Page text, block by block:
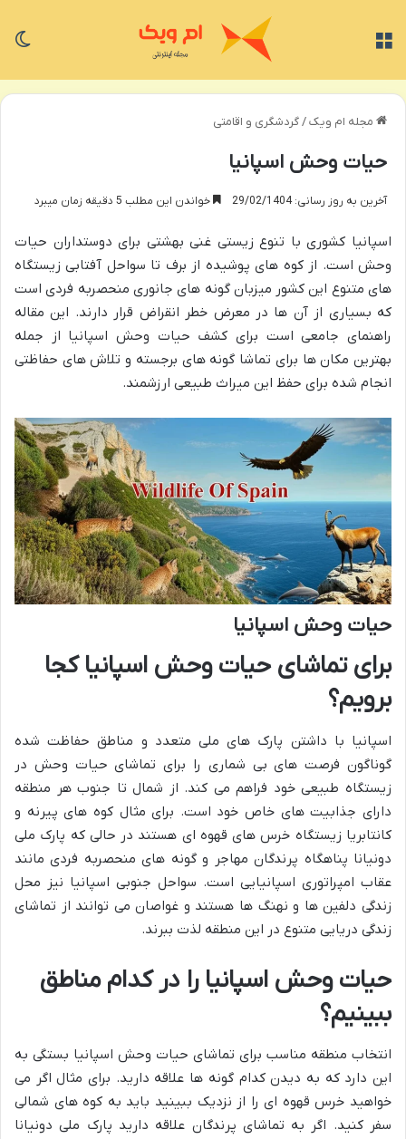
مجله ام ویک/گردشگری و اقامتی
حیات وحش اسپانیا
آخرین به روز رسانی: 29/02/1404 خواندن این مطلب 5 دقیقه زمان میبرد
اسپانیا کشوری با تنوع زیستی غنی بهشتی برای دوستداران حیات
وحش است. از کوه های پوشیده از برف تا سواحل آفتابی زیستگاه
های متنوع این کشور میزبان گونه های جانوری منحصربه فردی است
که بسیاری از آن ها در معرض خطر انقراض قرار دارند. این مقاله
راهنمای جامعی است برای کشف حیات وحش اسپانیا از جمله
بهترین مکان ها برای تماشا گونه های برجسته و تلاش های حفاظتی
انجام شده برای حفظ این میراث طبیعی ارزشمند.
حیات وحش اسپانیا
برای تماشای حیات وحش اسپانیا کجا
برویم؟
اسپانیا با داشتن پارک های ملی متعدد و مناطق حفاظت شده
گوناگون فرصت های بی شماری را برای تماشای حیات وحش در
زیستگاه طبیعی خود فراهم می کند. از شمال تا جنوب هر منطقه
دارای جذابیت های خاص خود است. برای مثال کوه های پیرنه و
کانتابریا زیستگاه خرس های قهوه ای هستند در حالی که پارک ملی
دونیانا پناهگاه پرندگان مهاجر و گونه های منحصربه فردی مانند
عقاب امپراتوری اسپانیایی است. سواحل جنوبی اسپانیا نیز محل
زندگی دلفین ها و نهنگ ها هستند و غواصان می توانند از تماشای
زندگی دریایی متنوع در این منطقه لذت ببرند.
حیات وحش اسپانیا را در کدام مناطق
ببینیم؟
انتخاب منطقه مناسب برای تماشای حیات وحش اسپانیا بستگی به
این دارد که به دیدن کدام گونه ها علاقه دارید. برای مثال اگر می
خواهید خرس قهوه ای را از نزدیک ببینید باید به کوه های شمالی
سفر کنید. اگر به تماشای پرندگان علاقه دارید پارک ملی دونیانا